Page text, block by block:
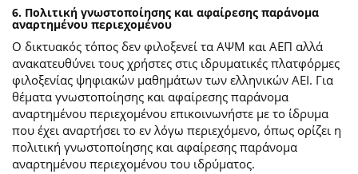
6. Πολιτική γνωστοποίησης και αφαίρεσης παράνομα
αναρτημένου περιεχομένου
Ο δικτυακός τόπος δεν φιλοξενεί τα ΑΨΜ και ΑΕΠ αλλά
ανακατευθύνει τους χρήστες στις ιδρυματικές πλατφόρμες
φιλοξενίας ψηφιακών μαθημάτων των ελληνικών ΑΕΙ. Για
θέματα γνωστοποίησης και αφαίρεσης παράνομα
αναρτημένου περιεχομένου επικοινωνήστε με το ίδρυμα
που έχει αναρτήσει το εν λόγω περιεχόμενο, όπως ορίζει η
πολιτική γνωστοποίησης και αφαίρεσης παράνομα
αναρτημένου περιεχομένου του ιδρύματος.